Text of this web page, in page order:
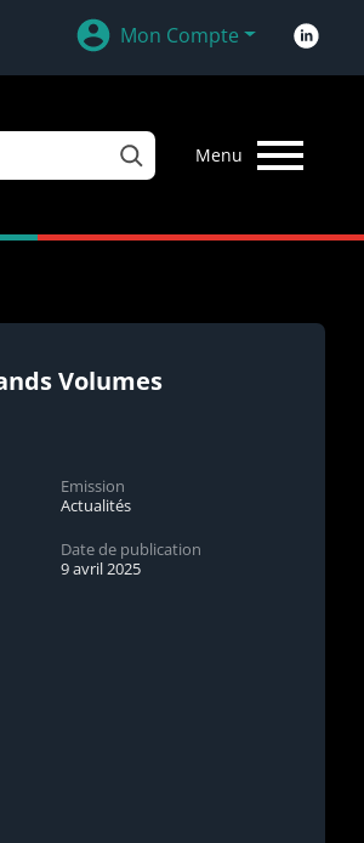
Mon Compte
Menu
Volumes
Emission
Actualités
Date de publication
9 avril 2025